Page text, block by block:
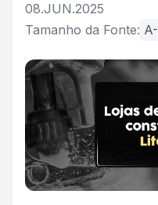
08.JUN.2025
Tamanho da Fonte: A-